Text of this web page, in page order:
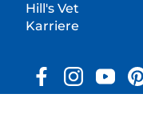
Hill's Vet
Karriere